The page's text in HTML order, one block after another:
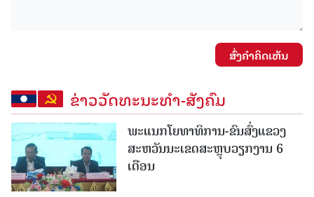
ສົ່ງຄໍາຄິດເຫັນ
ຂ່າວວັດທະນະທຳ-ສັງຄົມ
ພະແນກໂຍທາທິການ-ຂົນສົ່ງແຂວງ
ສະຫວັນນະເຂດສະຫຼຸບວຽກງານ 6
ເດືອນ